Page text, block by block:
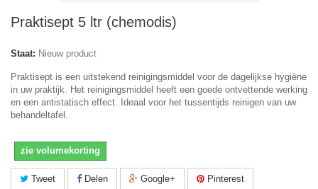
Praktisept 5 ltr (chemodis)
Staat: Nieuw product
Praktisept is een uitstekend reinigingsmiddel voor de dagelijkse hygiëne
in uw praktijk. Het reinigingsmiddel heeft een goede ontvettende werking
en een antistatisch effect. Ideaal voor het tussentijds reinigen van uw
behandeltafel.
zie volumekorting
Tweet Delen Google+ Pinterest